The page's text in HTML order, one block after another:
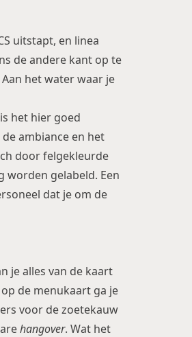
uitstapt, en linea
de andere kant op te
Aan het water waar je
het hier goed
ambiance en het
door felgekleurde
worden gelabeld. Een
dat je om de
je alles van de kaart
de menukaart ga je
voor de zoetekauw
hangover. Wat het